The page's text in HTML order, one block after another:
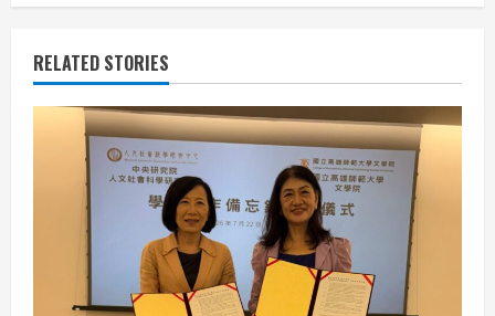
n
u
e
RELATED STORIES